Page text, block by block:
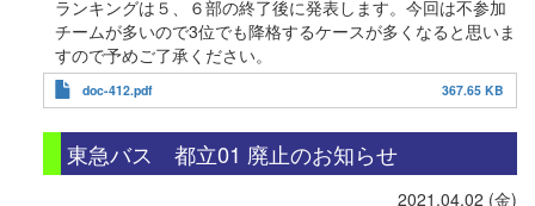
ランキングは５、６部の終了後に発表します。今回は不参加
チームが多いので3位でも降格するケースが多くなると思いま
すので予めご了承ください。
doc-412.pdf 367.65 KB
東急バス 都立01 廃止のお知らせ
2021.04.02 (金)